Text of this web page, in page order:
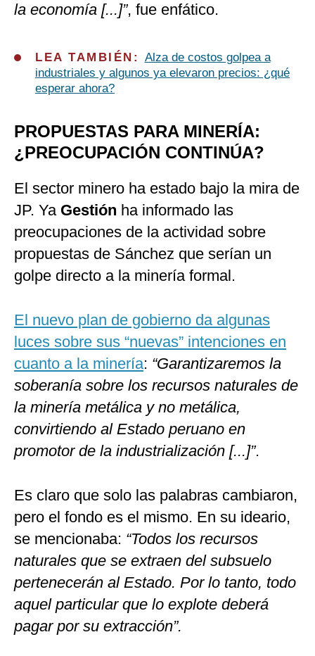
la economía [...]”, fue enfático.
LEA TAMBIÉN: Alza de costos golpea a
industriales y algunos ya elevaron precios: ¿qué
esperar ahora?
PROPUESTAS PARA MINERÍA:
¿PREOCUPACIÓN CONTINÚA?
El sector minero ha estado bajo la mira de
JP. Ya Gestión ha informado las
preocupaciones de la actividad sobre
propuestas de Sánchez que serían un
golpe directo a la minería formal.
El nuevo plan de gobierno da algunas
luces sobre sus “nuevas” intenciones en
cuanto a la minería: “Garantizaremos la
soberanía sobre los recursos naturales de
la minería metálica y no metálica,
convirtiendo al Estado peruano en
promotor de la industrialización [...]”.
Es claro que solo las palabras cambiaron,
pero el fondo es el mismo. En su ideario,
se mencionaba: “Todos los recursos
naturales que se extraen del subsuelo
pertenecerán al Estado. Por lo tanto, todo
aquel particular que lo explote deberá
pagar por su extracción”.